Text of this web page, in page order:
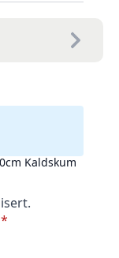
Kaldskum
*